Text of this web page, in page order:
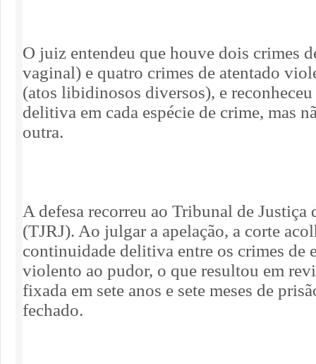
O juiz entendeu que houve dois crimes
vaginal) e quatro crimes de atentado
(atos libidinosos diversos), e
delitiva em cada espécie de crime, mas
outra.
A defesa recorreu ao Tribunal de Justiça
(TJRJ). Ao julgar a apelação, a corte
continuidade delitiva entre os crimes de
violento ao pudor, o que resultou em
fixada em sete anos e sete meses de
fechado.